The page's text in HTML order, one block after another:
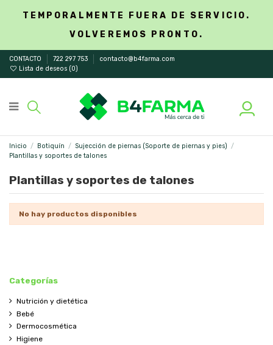
TEMPORALMENTE FUERA DE SERVICIO.
VOLVEREMOS PRONTO.
CONTACTO 722 297 753
contacto@b4farma.com
Lista de deseos (0)
Inicio Botiquín
Sujección de piernas (Soporte de piernas y pies)
Plantillas y soportes de talones
Plantillas y soportes de talones
No hay productos disponibles
Categorías
Nutrición y dietética
Bebé
Dermocosmética
Higiene